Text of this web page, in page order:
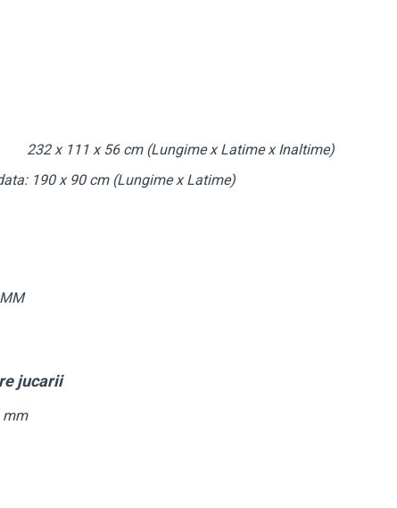
x 56 cm (Lungime x Latime x Inaltime)
190 x 90 cm (Lungime x Latime)
jucarii
mm